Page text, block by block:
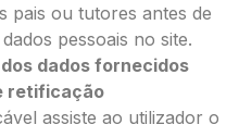
pais ou tutores antes de
pessoais no site.
dados fornecidos
retificação
assiste ao utilizador o